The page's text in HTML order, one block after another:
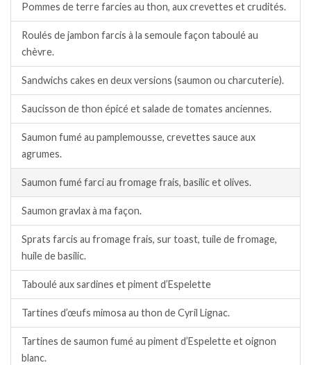
Pommes de terre farcies au thon, aux crevettes et crudités.
Roulés de jambon farcis à la semoule façon taboulé au
chèvre.
Sandwichs cakes en deux versions (saumon ou charcuterie).
Saucisson de thon épicé et salade de tomates anciennes.
Saumon fumé au pamplemousse, crevettes sauce aux
agrumes.
Saumon fumé farci au fromage frais, basilic et olives.
Saumon gravlax à ma façon.
Sprats farcis au fromage frais, sur toast, tuile de fromage,
huile de basilic.
Taboulé aux sardines et piment d’Espelette
Tartines d’œufs mimosa au thon de Cyril Lignac.
Tartines de saumon fumé au piment d’Espelette et oignon
blanc.